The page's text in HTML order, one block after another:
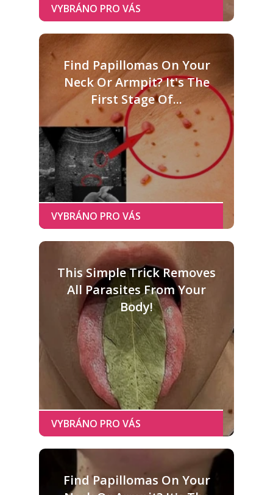
Find Papillomas On Your
Neck Or Armpit? It's The
First Stage Of...
This Simple Trick Removes
All Parasites From Your
Body!
Find Papillomas On Your